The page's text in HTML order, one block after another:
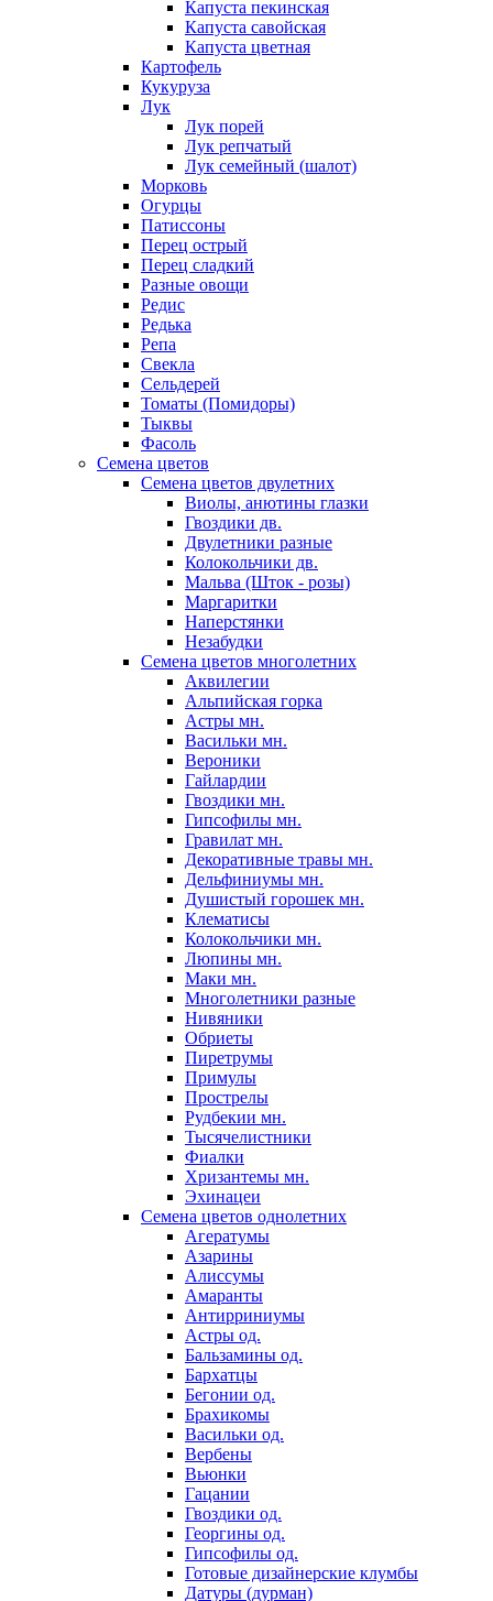
Капуста пекинская
Капуста савойская
Капуста цветная
Картофель
Кукуруза
Лук
Лук порей
Лук репчатый
Лук семейный (шалот)
Морковь
Огурцы
Патиссоны
Перец острый
Перец сладкий
Разные овощи
Редис
Редька
Репа
Свекла
Сельдерей
Томаты (Помидоры)
Тыквы
Фасоль
Семена цветов
Семена цветов двулетних
Виолы, анютины глазки
Гвоздики дв.
Двулетники разные
Колокольчики дв.
Мальва (Шток - розы)
Маргаритки
Наперстянки
Незабудки
Семена цветов многолетних
Аквилегии
Альпийская горка
Астры мн.
Васильки мн.
Вероники
Гайлардии
Гвоздики мн.
Гипсофилы мн.
Гравилат мн.
Декоративные травы мн.
Дельфиниумы мн.
Душистый горошек мн.
Клематисы
Колокольчики мн.
Люпины мн.
Маки мн.
Многолетники разные
Нивяники
Обриеты
Пиретрумы
Примулы
Прострелы
Рудбекии мн.
Тысячелистники
Фиалки
Хризантемы мн.
Эхинацеи
Семена цветов однолетних
Агератумы
Азарины
Алиссумы
Амаранты
Антирриниумы
Астры од.
Бальзамины од.
Бархатцы
Бегонии од.
Брахикомы
Васильки од.
Вербены
Вьюнки
Гацании
Гвоздики од.
Георгины од.
Гипсофилы од.
Готовые дизайнерские клумбы
Датуры (дурман)